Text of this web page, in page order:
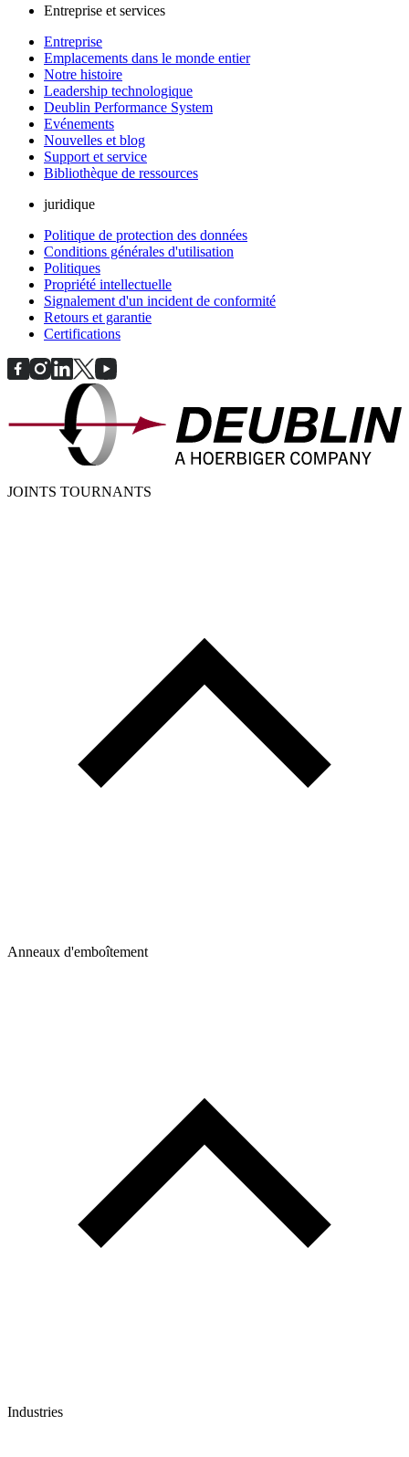
Entreprise et services
Entreprise
Emplacements dans le monde entier
Notre histoire
Leadership technologique
Deublin Performance System
Evénements
Nouvelles et blog
Support et service
Bibliothèque de ressources
juridique
Politique de protection des données
Conditions générales d'utilisation
Politiques
Propriété intellectuelle
Signalement d'un incident de conformité
Retours et garantie
Certifications
JOINTS TOURNANTS
Anneaux d'emboîtement
Industries